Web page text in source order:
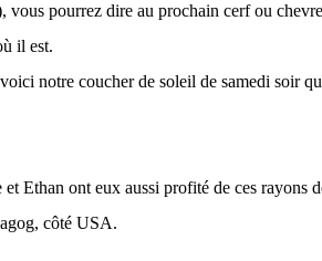
vous pourrez dire au prochain cerf ou
il est.
notre coucher de soleil de samedi soir
Ethan ont eux aussi profité de ces rayons
côté USA.